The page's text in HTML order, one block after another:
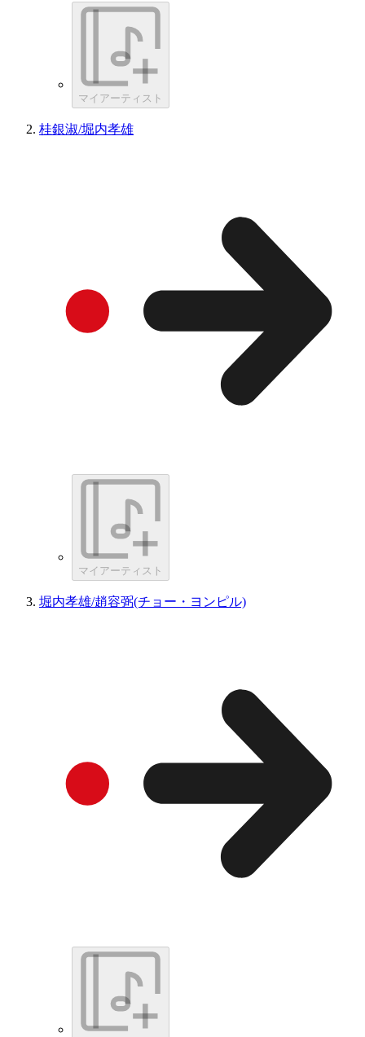
マイアーティスト
桂銀淑/堀内孝雄
マイアーティスト
堀内孝雄/趙容弼(チョー・ヨンピル)